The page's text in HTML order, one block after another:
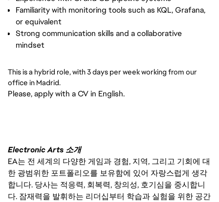
Familiarity with monitoring tools such as KQL, Grafana,
or equivalent
Strong communication skills and a collaborative
mindset
This is a hybrid role, with 3 days per week working from our
office in Madrid.
Please, apply with a CV in English.
Electronic Arts 소개
EA는 전 세계의 다양한 게임과 경험, 지역, 그리고 기회에 대
한 광범위한 포트폴리오를 보유함에 있어 자랑스럽게 생각
합니다. 당사는 적응력, 회복력, 창의성, 호기심을 중시합니
다. 잠재력을 발휘하는 리더십부터 학습과 실험을 위한 공간